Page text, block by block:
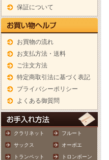
保証について
お買物の流れ
お支払方法・送料
ご注文方法
特定商取引法に基づく表記
プライバシーポリシー
よくある御質問
クラリネット フルート
サックス オーボエ
トランペット トロンボーン